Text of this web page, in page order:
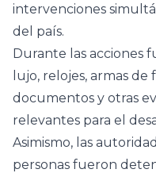
intervenciones
del país.
Durante las acciones
lujo, relojes, armas
documentos y otras
relevantes para el
Asimismo, las
personas fueron